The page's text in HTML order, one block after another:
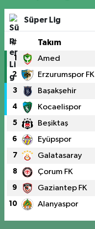
Süper Lig
# Takım
1 Amed
2 Erzurumspor FK
3 Başakşehir
4 Kocaelispor
5 Beşiktaş
6 Eyüpspor
7 Galatasaray
8 Çorum FK
9 Gaziantep FK
10 Alanyaspor